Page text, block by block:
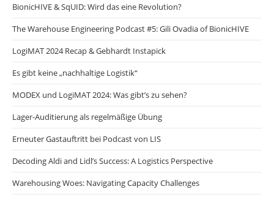
BionicHIVE & SqUID: Wird das eine Revolution?
The Warehouse Engineering Podcast #5: Gili Ovadia of BionicHIVE
LogiMAT 2024 Recap & Gebhardt Instapick
Es gibt keine „nachhaltige Logistik“
MODEX und LogiMAT 2024: Was gibt’s zu sehen?
Lager-Auditierung als regelmäßige Übung
Erneuter Gastauftritt bei Podcast von LIS
Decoding Aldi and Lidl’s Success: A Logistics Perspective
Warehousing Woes: Navigating Capacity Challenges